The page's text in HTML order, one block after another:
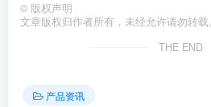
© 版权声明
文章版权归作者所有，未经允许请勿转载。
THE END
产品资讯